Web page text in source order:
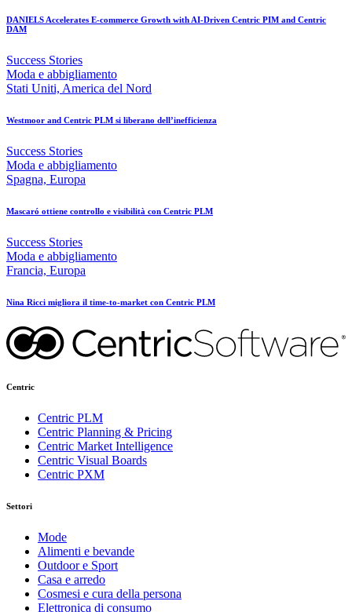
DANIELS Accelerates E-commerce Growth with AI-Driven Centric PIM and Centric
DAM
Success Stories
Moda e abbigliamento
Stati Uniti, America del Nord
Westmoor and Centric PLM si liberano dell’inefficienza
Success Stories
Moda e abbigliamento
Spagna, Europa
Mascaró ottiene controllo e visibilità con Centric PLM
Success Stories
Moda e abbigliamento
Francia, Europa
Nina Ricci migliora il time-to-market con Centric PLM
Centric
Centric PLM
Centric Planning & Pricing
Centric Market Intelligence
Centric Visual Boards
Centric PXM
Settori
Mode
Alimenti e bevande
Outdoor e Sport
Casa e arredo
Cosmesi e cura della persona
Elettronica di consumo